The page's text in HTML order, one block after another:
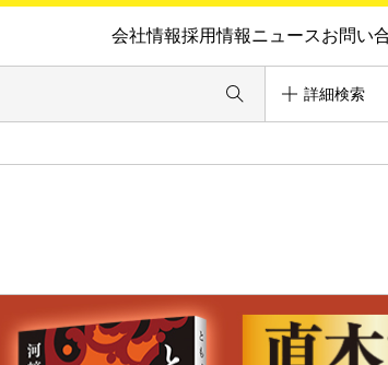
会社情報採用情報ニュースお問い
詳細検索